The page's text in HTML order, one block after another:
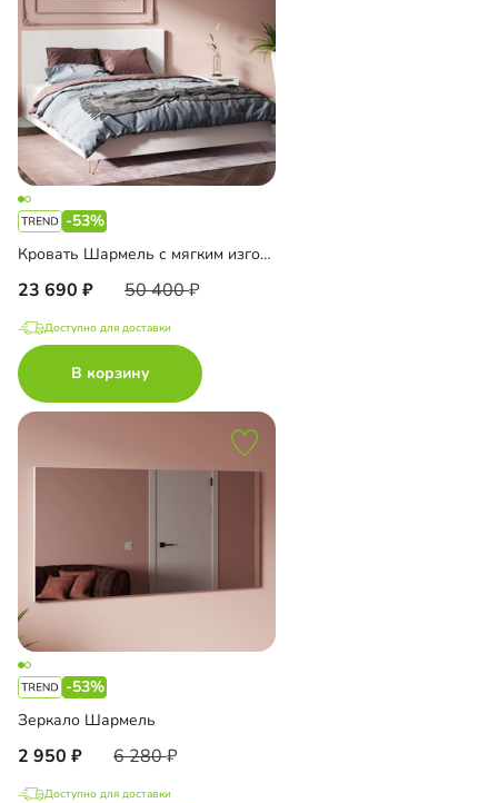
-53%
Кровать Шармель с мягким изголовьем
23 690 50 400
Доступно для доставки
В корзину
-53%
Зеркало Шармель
2 950 6 280
Доступно для доставки